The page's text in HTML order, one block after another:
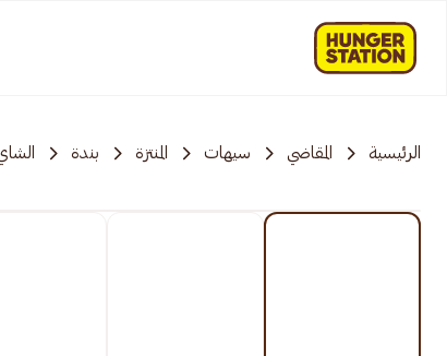
الرئيسية المقاضي سيهات المنتزة بندة